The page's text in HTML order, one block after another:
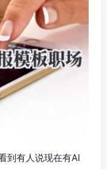
到有人说现在有AI